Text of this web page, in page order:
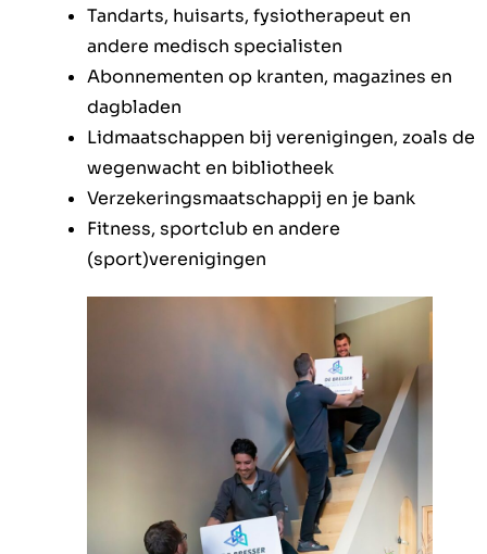
Tandarts, huisarts, fysiotherapeut en
andere medisch specialisten
Abonnementen op kranten, magazines en
dagbladen
Lidmaatschappen bij verenigingen, zoals de
wegenwacht en bibliotheek
Verzekeringsmaatschappij en je bank
Fitness, sportclub en andere
(sport)verenigingen